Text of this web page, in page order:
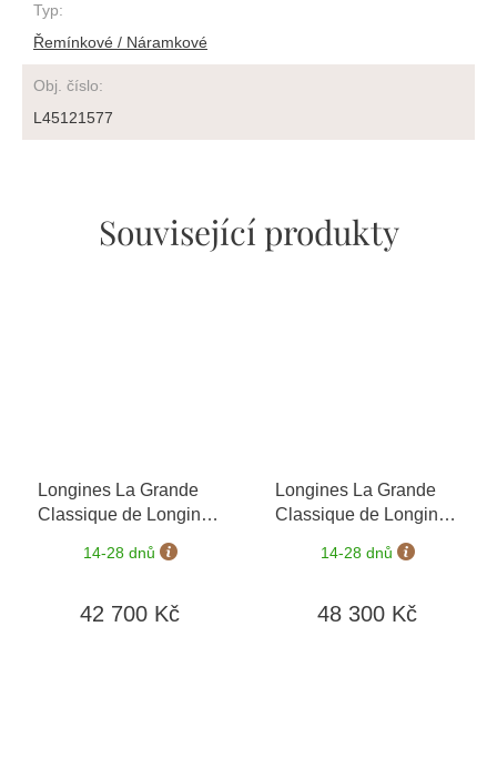
Související produkty
Longines La Grande
Classique de Longines
prodloužená záruka 5
do 90 dní + 5 let na
14-28 dnů
42 700 Kč
Longines La Grande
Classique de Longines
prodloužená záruka 5
do 90 dní + 5 let na
14-28 dnů
48 300 Kč
Typ:
Řemínkové / Náramkové
Obj. číslo:
L45121577